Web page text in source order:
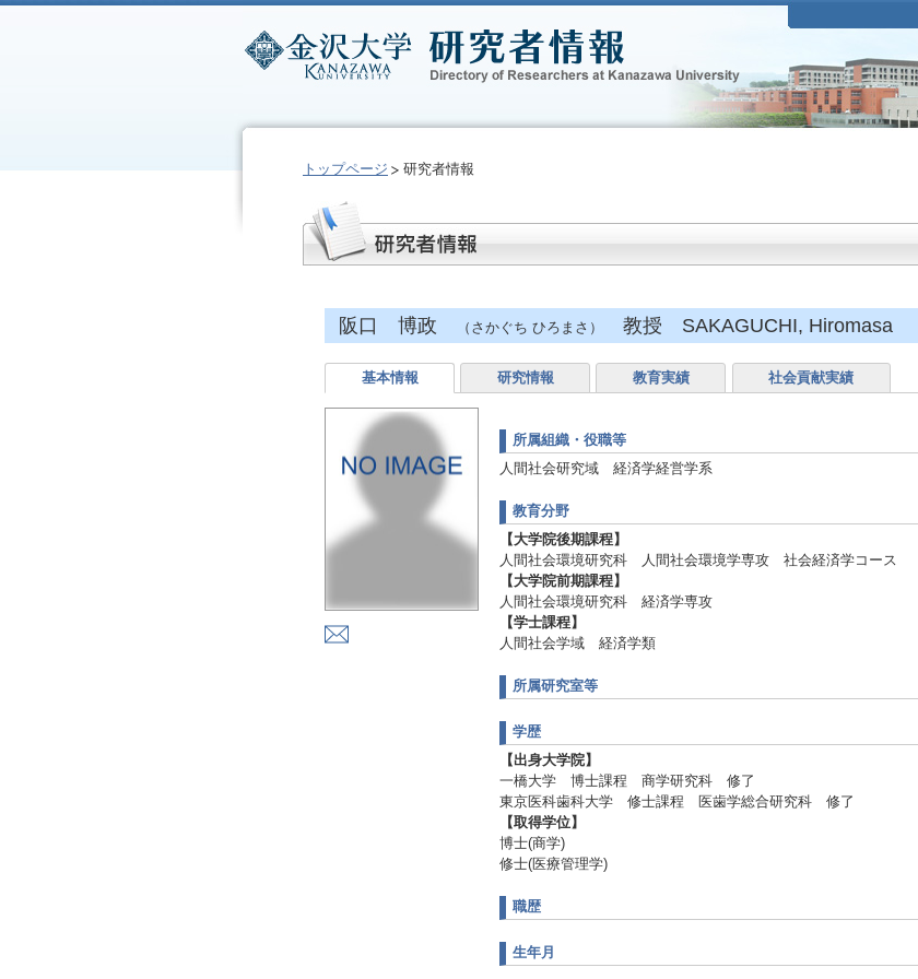
トップページ 研究者情報
阪口 博政 （さかぐち ひろまさ） 教授 SAKAGUCHI, Hiromasa
基本情報 研究情報 教育実績 社会貢献実績
所属組織・役職等
人間社会研究域 経済学経営学系
教育分野
【大学院後期課程】
人間社会環境研究科 人間社会環境学専攻 社会経済学コース
【大学院前期課程】
人間社会環境研究科 経済学専攻
【学士課程】
人間社会学域 経済学類
所属研究室等
学歴
【出身大学院】
一橋大学 博士課程 商学研究科 修了
東京医科歯科大学 修士課程 医歯学総合研究科 修了
【取得学位】
博士(商学)
修士(医療管理学)
職歴
生年月